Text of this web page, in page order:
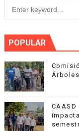
POPULAR